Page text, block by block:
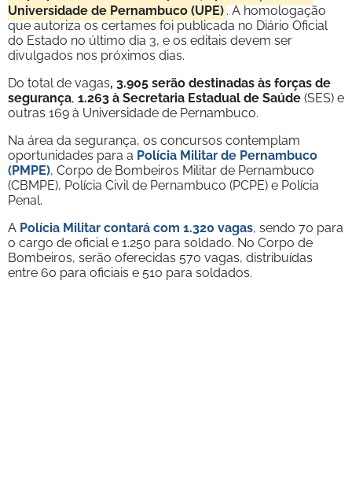
Universidade de Pernambuco (UPE). A homologação
que autoriza os certames foi publicada no Diário Oficial
do Estado no último dia 3, e os editais devem ser
divulgados nos próximos dias.
Do total de vagas, 3.905 serão destinadas às forças de
segurança, 1.263 à Secretaria Estadual de Saúde (SES) e
outras 169 à Universidade de Pernambuco.
Na área da segurança, os concursos contemplam
oportunidades para a Polícia Militar de Pernambuco
(PMPE), Corpo de Bombeiros Militar de Pernambuco
(CBMPE), Polícia Civil de Pernambuco (PCPE) e Polícia
Penal.
A Polícia Militar contará com 1.320 vagas, sendo 70 para
o cargo de oficial e 1.250 para soldado. No Corpo de
Bombeiros, serão oferecidas 570 vagas, distribuídas
entre 60 para oficiais e 510 para soldados.